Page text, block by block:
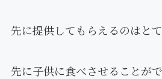
先に提供してもらえるのはと
先に子供に食べさせることが